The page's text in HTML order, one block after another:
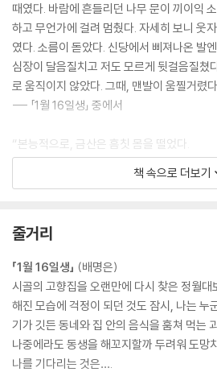
때였다. 바람에 흔들리던 나무 문이 끼이익
하고 무언가에 걸려 멈췄다. 자세히 보니 웃
였다. 소름이 돋았다. 신당에서 삐져나온 발
심장이 달음질치고 저도 모르게 뒷걸음질쳤
로 움직이지 않았다. 그때, 맨발이 움찔거렸
--- 「1월 16일생」 중에서
“본능적으로, 금산은 흠칫 몸을 떨었다.
들어선 안 되는 것을 들었다….
혹은 빠르게. 금산으로선 알 수 없었다. 한 번
본 적이 없었으므로.”
--- 「산이 있었다」 중에서
“유진은 자기도 모르게 고개를 들었다. 사람
고발하듯이 유서에 가해자들을 적어 놓아도,
죽은 사람만 불쌍하다고 말하는 거야? 사관
책 속으로 더보기
줄거리
「1월 16일생」 (배명은)
시골의 고향집을 오랜만에 다시 찾은 정월
해진 모습에 걱정이 되던 것도 잠시, 나는 누
기가 깃든 동네와 집 안의 음식을 훔쳐 먹는
나중에라도 동생을 해꼬지할까 두려워 도망
나를 기다리는 것은….